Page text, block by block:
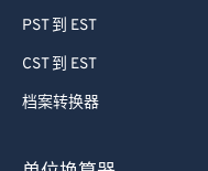
PST 到 EST
CST 到 EST
档案转换器